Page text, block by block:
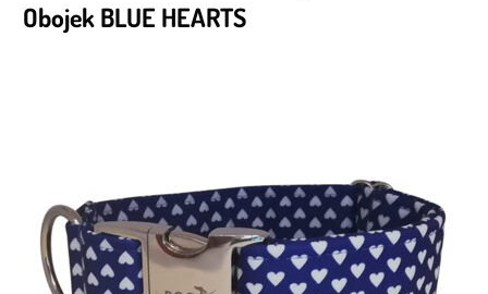
Obojek BLUE HEARTS